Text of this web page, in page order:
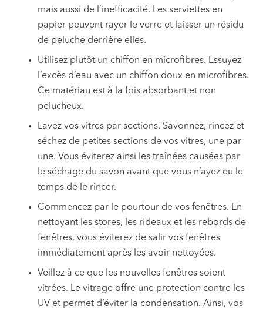
mais aussi de l’inefficacité. Les serviettes en
papier peuvent rayer le verre et laisser un résidu
de peluche derrière elles.
Utilisez plutôt un chiffon en microfibres. Essuyez
l’excès d’eau avec un chiffon doux en microfibres.
Ce matériau est à la fois absorbant et non
pelucheux.
Lavez vos vitres par sections. Savonnez, rincez et
séchez de petites sections de vos vitres, une par
une. Vous éviterez ainsi les traînées causées par
le séchage du savon avant que vous n’ayez eu le
temps de le rincer.
Commencez par le pourtour de vos fenêtres. En
nettoyant les stores, les rideaux et les rebords de
fenêtres, vous éviterez de salir vos fenêtres
immédiatement après les avoir nettoyées.
Veillez à ce que les nouvelles fenêtres soient
vitrées. Le vitrage offre une protection contre les
UV et permet d’éviter la condensation. Ainsi, vos